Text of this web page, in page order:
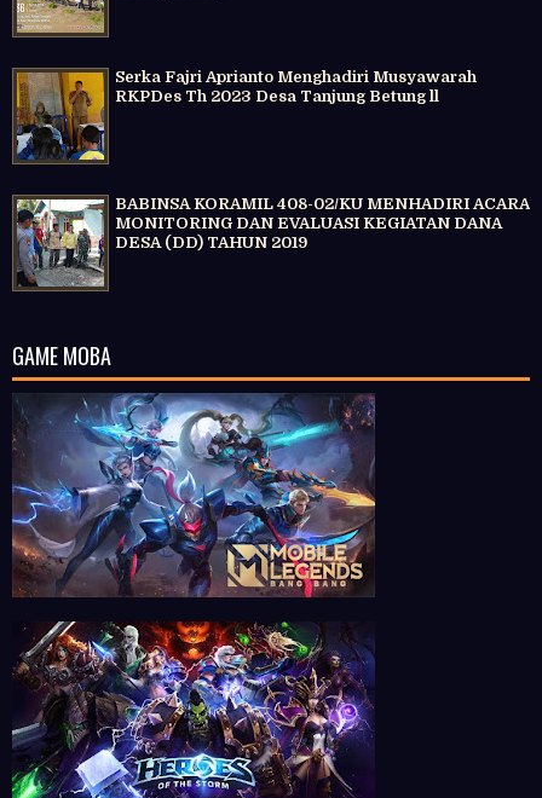
Serka Fajri Aprianto Menghadiri Musyawarah
RKPDes Th 2023 Desa Tanjung Betung ll
BABINSA KORAMIL 408-02/KU MENHADIRI ACARA
MONITORING DAN EVALUASI KEGIATAN DANA
DESA (DD) TAHUN 2019
GAME MOBA